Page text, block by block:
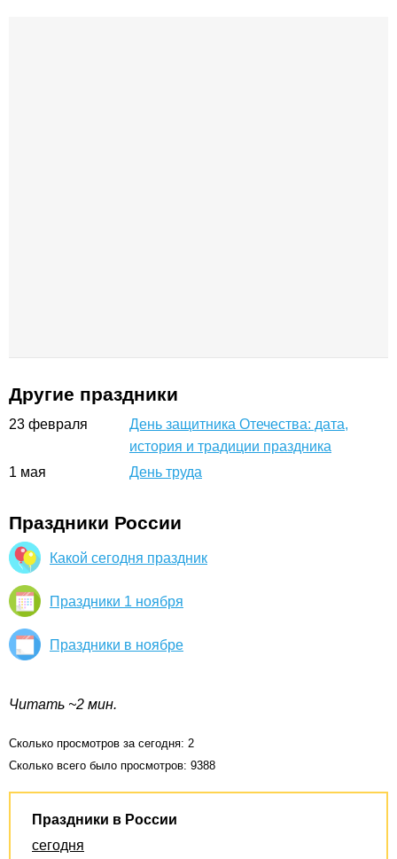
Другие праздники
23 февраля
День защитника Отечества: дата,
история и традиции праздника
1 мая День труда
Праздники России
Какой сегодня праздник
Праздники 1 ноября
Праздники в ноябре
Читать ~2 мин.
Сколько просмотров за сегодня: 2
Сколько всего было просмотров: 9388
Праздники в России
сегодня